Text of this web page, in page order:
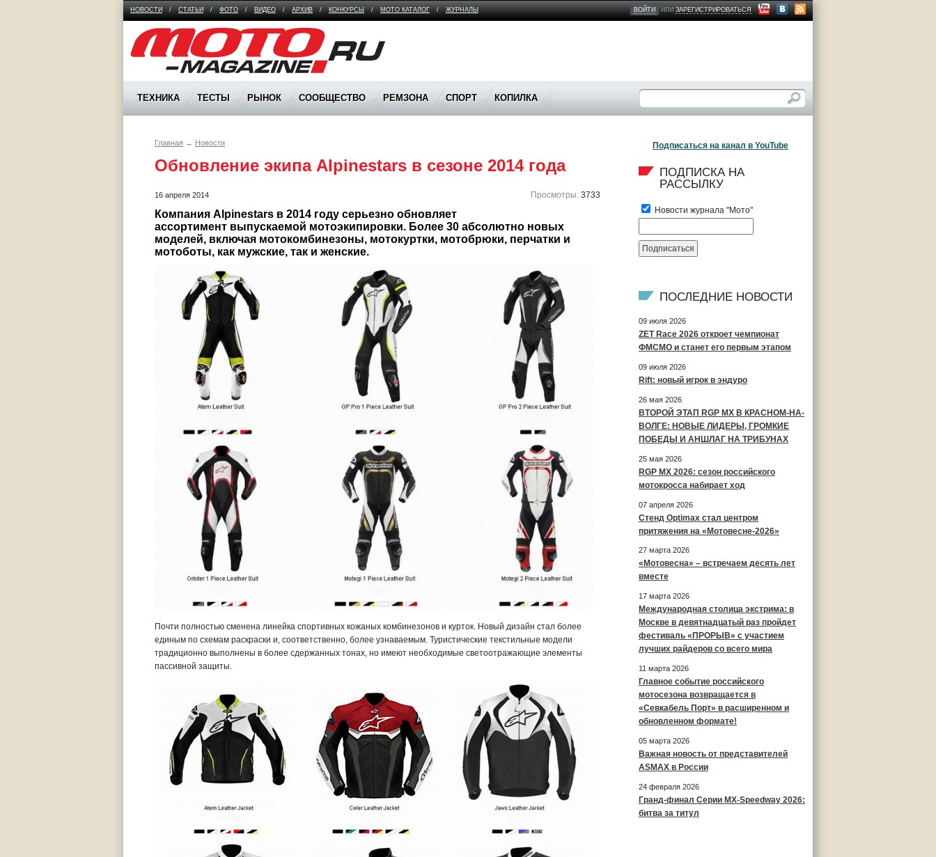
НОВОСТИ / СТАТЬИ / ФОТО / ВИДЕО / АРХИВ / КОНКУРСЫ / МОТО КАТАЛОГ / ЖУРНАЛЫ ВОЙТИ ИЛИЗАРЕГИСТРИРОВАТЬСЯ
Moto Magazine
ТЕХНИКА ТЕСТЫ РЫНОК СООБЩЕСТВО РЕМЗОНА СПОРТ КОПИЛКА
Главная → Новости
Обновление экипа Alpinestars в сезоне 2014 года
Просмотры: 3733
16 апреля 2014
Компания Alpinestars в 2014 году серьезно обновляет
ассортимент выпускаемой мотоэкипировки. Более 30 абсолютно новых
моделей, включая мотокомбинезоны, мотокуртки, мотобрюки, перчатки и
мотоботы, как мужские, так и женские.
Почти полностью сменена линейка спортивных кожаных комбинезонов и курток. Новый дизайн стал более
единым по схемам раскраски и, соответственно, более узнаваемым. Туристические текстильные модели
традиционно выполнены в более сдержанных тонах, но имеют необходимые светоотражающие элементы
пассивной защиты.
Подписаться на канал в YouTube
ПОДПИСКА НА
РАССЫЛКУ
Новости журнала "Мото"
ПОСЛЕДНИЕ НОВОСТИ
09 июля 2026
ZET Race 2026 откроет чемпионат
ФМСМО и станет его первым этапом
09 июля 2026
Rift: новый игрок в эндуро
26 мая 2026
ВТОРОЙ ЭТАП RGP MX В КРАСНОМ-НА-
ВОЛГЕ: НОВЫЕ ЛИДЕРЫ, ГРОМКИЕ
ПОБЕДЫ И АНШЛАГ НА ТРИБУНАХ
25 мая 2026
RGP MX 2026: сезон российского
мотокросса набирает ход
07 апреля 2026
Стенд Optimax стал центром
притяжения на «Мотовесне-2026»
27 марта 2026
«Мотовесна» – встречаем десять лет
вместе
17 марта 2026
Международная столица экстрима: в
Москве в девятнадцатый раз пройдет
фестиваль «ПРОРЫВ» с участием
лучших райдеров со всего мира
11 марта 2026
Главное событие российского
мотосезона возвращается в
«Севкабель Порт» в расширенном и
обновленном формате!
05 марта 2026
Важная новость от представителей
ASMAX в России
24 февраля 2026
Гранд-финал Серии MX-Speedway 2026:
битва за титул